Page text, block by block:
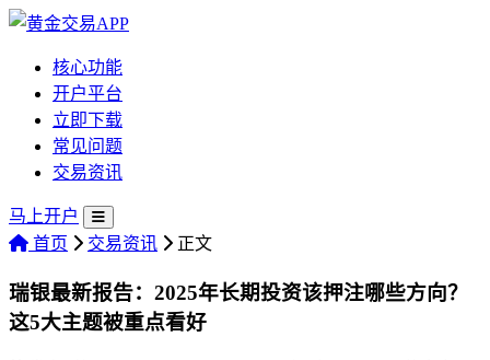
核心功能
开户平台
立即下载
常见问题
交易资讯
马上开户
首页
交易资讯 正文
瑞银最新报告：2025年长期投资该押注哪些方向？
这5大主题被重点看好